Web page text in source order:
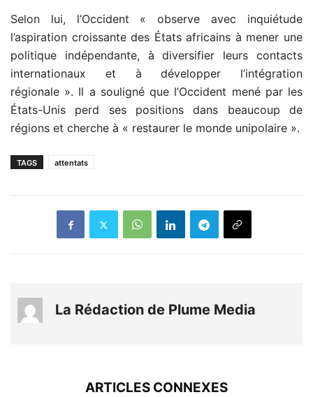
Selon lui, l’Occident « observe avec inquiétude
l’aspiration croissante des États africains à mener une
politique indépendante, à diversifier leurs contacts
internationaux et à développer l’intégration
régionale ». Il a souligné que l’Occident mené par les
États-Unis perd ses positions dans beaucoup de
régions et cherche à « restaurer le monde unipolaire ».
TAGS attentats
La Rédaction de Plume Media
ARTICLES CONNEXES